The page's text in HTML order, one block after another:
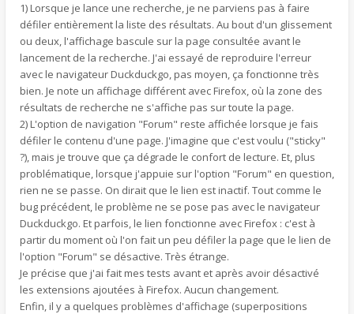
1) Lorsque je lance une recherche, je ne parviens pas à faire
défiler entièrement la liste des résultats. Au bout d'un glissement
ou deux, l'affichage bascule sur la page consultée avant le
lancement de la recherche. J'ai essayé de reproduire l'erreur
avec le navigateur Duckduckgo, pas moyen, ça fonctionne très
bien. Je note un affichage différent avec Firefox, où la zone des
résultats de recherche ne s'affiche pas sur toute la page.
2) L'option de navigation "Forum" reste affichée lorsque je fais
défiler le contenu d'une page. J'imagine que c'est voulu ("sticky"
?), mais je trouve que ça dégrade le confort de lecture. Et, plus
problématique, lorsque j'appuie sur l'option "Forum" en question,
rien ne se passe. On dirait que le lien est inactif. Tout comme le
bug précédent, le problème ne se pose pas avec le navigateur
Duckduckgo. Et parfois, le lien fonctionne avec Firefox : c'est à
partir du moment où l'on fait un peu défiler la page que le lien de
l'option "Forum" se désactive. Très étrange.
Je précise que j'ai fait mes tests avant et après avoir désactivé
les extensions ajoutées à Firefox. Aucun changement.
Enfin, il y a quelques problèmes d'affichage (superpositions